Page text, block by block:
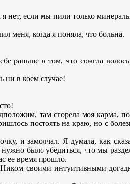
нет, если мы пили только
меня, когда я поняла, что больна.
раньше о том, что сожгла
ни в коем случае!
там сгорела моя карма,
постоять на краю, но с
и замолчал. Я думала, как
было убедиться, что мы
ее время прошло.
Ником своими интуитивными